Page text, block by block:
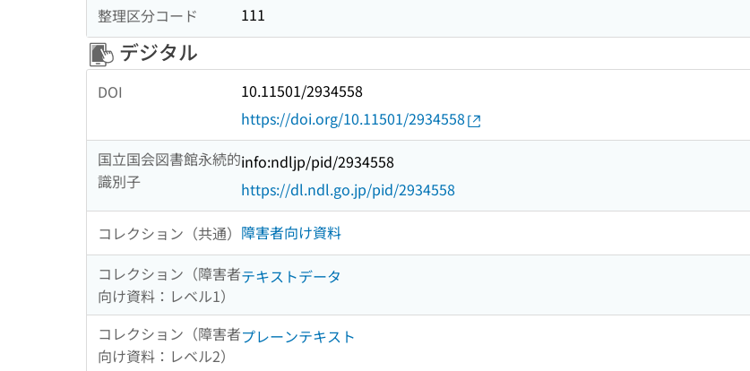
整理区分コード 111
デジタル
DOI
10.11501/2934558
https://doi.org/10.11501/2934558
国立国会図書館永続的
識別子
info:ndljp/pid/2934558
https://dl.ndl.go.jp/pid/2934558
コレクション（共通） 障害者向け資料
コレクション（障害者
向け資料：レベル1）
テキストデータ
コレクション（障害者
向け資料：レベル2）
プレーンテキスト